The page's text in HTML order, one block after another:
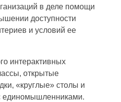
в деле помощи
доступности
и условий ее
интерактивных
открытые
«круглые» столы и
единомышленниками.